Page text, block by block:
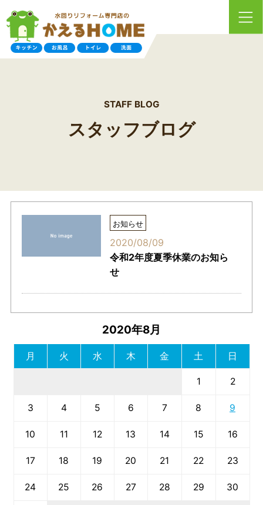
STAFF BLOG
スタッフブログ
お知らせ
2020/08/09
令和2年度夏季休業のお知ら
せ
2020年8月
月 火 水 木 金 土 日
1 2
3 4 5 6 7 8 9
10 11 12 13 14 15 16
17 18 19 20 21 22 23
24 25 26 27 28 29 30